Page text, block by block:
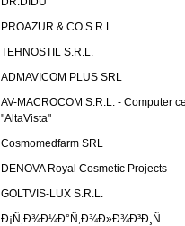
PROAZUR & CO S.R.L.
TEHNOSTIL S.R.L.
ADMAVICOM PLUS SRL
AV-MACROCOM S.R.L. - Computer
"AltaVista"
Cosmomedfarm SRL
DENOVA Royal Cosmetic Projects
GOLTVIS-LUX S.R.L.
Ð¡Ñ‚Ð¾Ð¼Ð°Ñ‚Ð¾Ð»Ð¾Ð³Ð¸Ñ